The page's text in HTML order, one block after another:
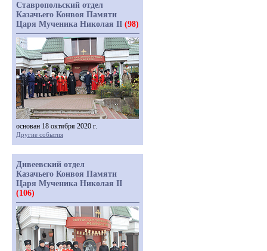
Ставропольский отдел
Казачьего Конвоя Памяти
Царя Мученика Николая II (98)
основан 18 октября 2020 г.
Другие события
Дивеевский отдел
Казачьего Конвоя Памяти
Царя Мученика Николая II
(106)